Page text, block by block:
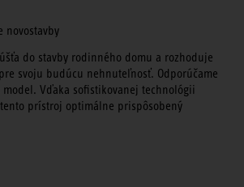
novostavby
do stavby rodinného domu a rozhoduje
svoju budúcu nehnuteľnosť. Odporúčame
Vďaka sofistikovanej technológii
prístroj optimálne prispôsobený